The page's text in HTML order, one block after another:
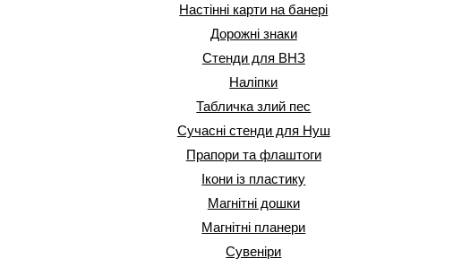
Настінні карти на банері
Дорожні знаки
Стенди для ВНЗ
Наліпки
Табличка злий пес
Сучасні стенди для Нуш
Прапори та флаштоги
Ікони із пластику
Магнітні дошки
Магнітні планери
Сувеніри